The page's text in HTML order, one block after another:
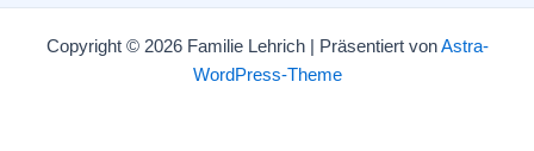
Copyright © 2026 Familie Lehrich | Präsentiert vonAstra-
WordPress-Theme